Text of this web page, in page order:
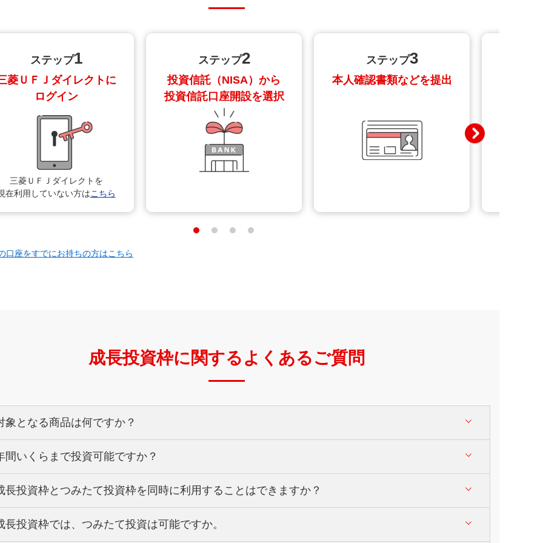
残高を売却することで、売却をした翌年に非課税保有限度額（総枠）の再利用が可能と
であること
②一定のデリバティブ取引が用いられていないこと
③毎月分配型でないこ
ステップ1
菱ＵＦＪダイレクトに
ログイン
三菱ＵＦＪダイレクトを
在利用していない方はこちら
ステップ2
投資信託（NISA）から
投資信託口座開設を選択
ステップ3
本人確認書類などを提出
口座をすでにお持ちの方はこちら
成長投資枠に関するよくあるご質問
象となる商品は何ですか？
長投資枠では、一定の要件を満たした株式投資信託や上場株式のほか、ETF、REIT等に投資す
とができます。
在のところ、国債・社債・公社債投資信託等は対象になりません。
体的な取扱商品については、各金融機関までお問い合わせください。
間いくらまで投資可能ですか？
成長投資枠〕年間240万円までです。
長投資枠とつみたて投資枠を同時に利用することはできますか？
い、できます。
長投資枠では、つみたて投資は可能ですか。